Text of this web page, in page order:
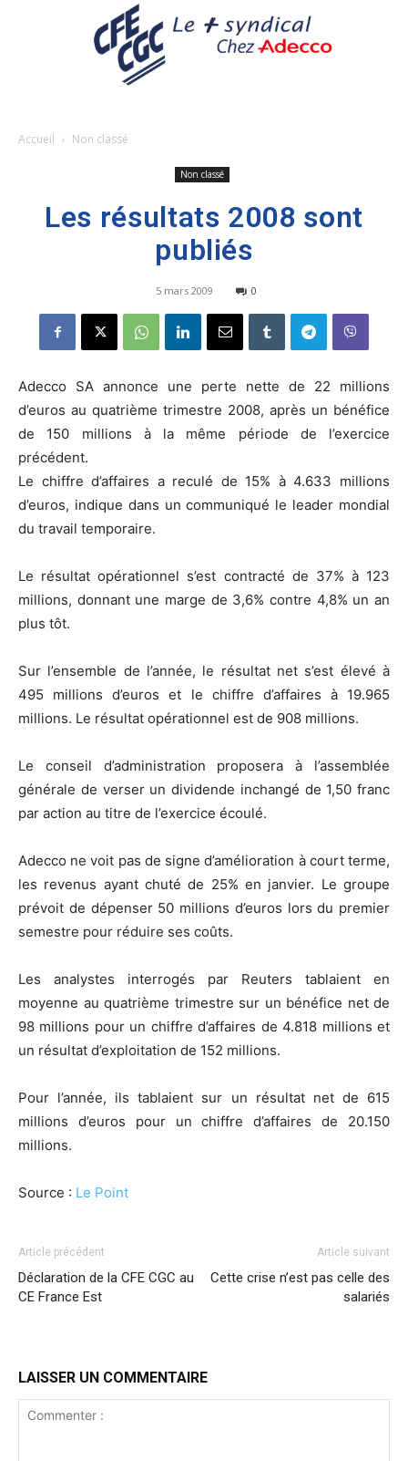
Accueil Non classé
Non classé
Les résultats 2008 sont
publiés
5 mars 2009 0
Adecco SA annonce une perte nette de 22 millions
d’euros au quatrième trimestre 2008, après un bénéfice
de 150 millions à la même période de l’exercice
précédent.
Le chiffre d’affaires a reculé de 15% à 4.633 millions
d’euros, indique dans un communiqué le leader mondial
du travail temporaire.
Le résultat opérationnel s’est contracté de 37% à 123
millions, donnant une marge de 3,6% contre 4,8% un an
plus tôt.
Sur l’ensemble de l’année, le résultat net s’est élevé à
495 millions d’euros et le chiffre d’affaires à 19.965
millions. Le résultat opérationnel est de 908 millions.
Le conseil d’administration proposera à l’assemblée
générale de verser un dividende inchangé de 1,50 franc
par action au titre de l’exercice écoulé.
Adecco ne voit pas de signe d’amélioration à court terme,
les revenus ayant chuté de 25% en janvier. Le groupe
prévoit de dépenser 50 millions d’euros lors du premier
semestre pour réduire ses coûts.
Les analystes interrogés par Reuters tablaient en
moyenne au quatrième trimestre sur un bénéfice net de
98 millions pour un chiffre d’affaires de 4.818 millions et
un résultat d’exploitation de 152 millions.
Pour l’année, ils tablaient sur un résultat net de 615
millions d’euros pour un chiffre d’affaires de 20.150
millions.
Source : Le Point
Article précédent
Déclaration de la CFE CGC au
CE France Est
Article suivant
Cette crise n’est pas celle des
salariés
LAISSER UN COMMENTAIRE